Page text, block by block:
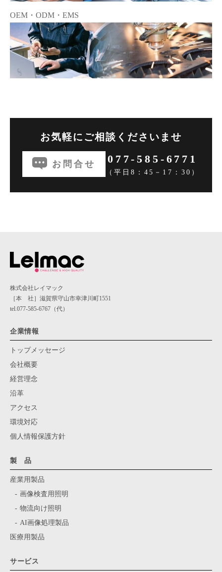
OEM・ODM・EMS
お気軽にご相談くださいませ
お問合せ 077-585-6771
（平日8：45－17：30）
株式会社レイマック
［本 社］滋賀県守山市幸津川町1551
tel.077-585-6767（代）
企業情報
トップメッセージ
会社概要
経営理念
沿革
アクセス
環境対応
個人情報保護方針
製 品
産業用製品
画像検査用照明
物流向け照明
AI画像処理製品
医療用製品
サービス